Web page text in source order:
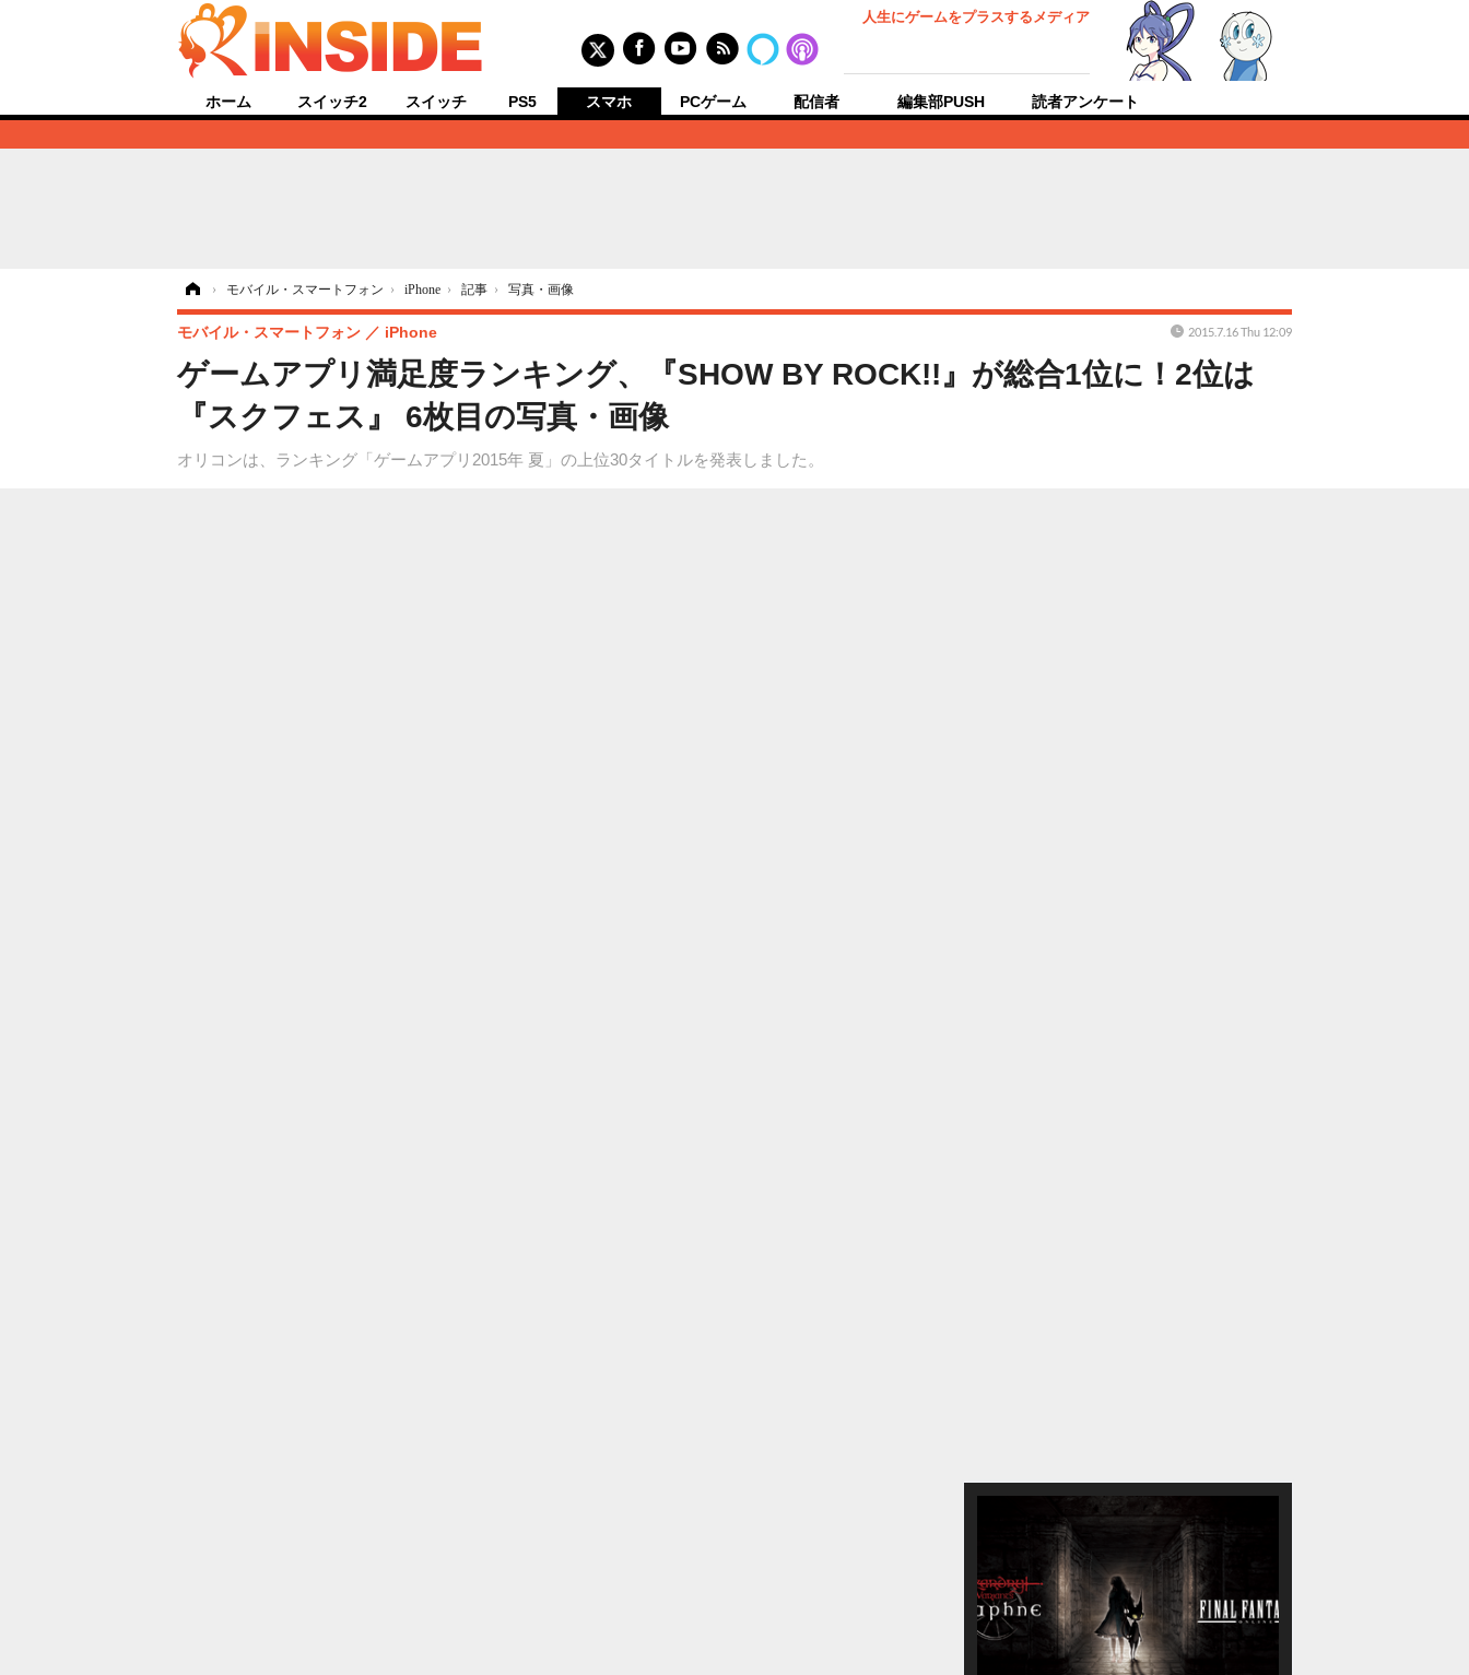
人生にゲームをプラスするメディア
ホーム スイッチ2 スイッチ PS5 スマホ PCゲーム 配信者 編集部PUSH 読者アンケート
› モバイル・スマートフォン › iPhone › 記事 › 写真・画像
ゲームアプリ満足度ランキング、『SHOW BY ROCK!!』が総合1位に！2位は
『スクフェス』 6枚目の写真・画像
オリコンは、ランキング「ゲームアプリ2015年 夏」の上位30タイトルを発表しました。
モバイル・スマートフォン iPhone 2015.7.16 Thu 12:09